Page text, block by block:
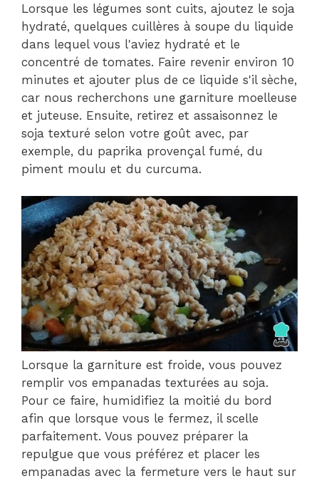
Lorsque les légumes sont cuits, ajoutez le soja
hydraté, quelques cuillères à soupe du liquide
dans lequel vous l'aviez hydraté et le
concentré de tomates. Faire revenir environ 10
minutes et ajouter plus de ce liquide s'il sèche,
car nous recherchons une garniture moelleuse
et juteuse. Ensuite, retirez et assaisonnez le
soja texturé selon votre goût avec, par
exemple, du paprika provençal fumé, du
piment moulu et du curcuma.
Lorsque la garniture est froide, vous pouvez
remplir vos empanadas texturées au soja.
Pour ce faire, humidifiez la moitié du bord
afin que lorsque vous le fermez, il scelle
parfaitement. Vous pouvez préparer la
repulgue que vous préférez et placer les
empanadas avec la fermeture vers le haut sur